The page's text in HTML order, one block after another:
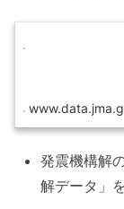
発震機構解
解データ」